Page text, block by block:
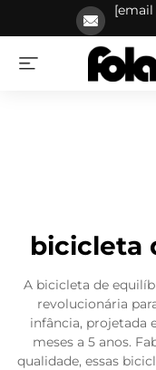
bicicleta
A bicicleta de
revolucionária
infância, projetada
meses a 5 anos.
qualidade, essas